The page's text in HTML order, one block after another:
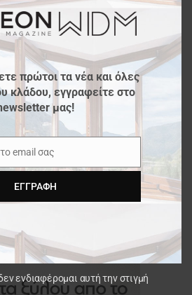
πρώτοι τα νέα και όλες
κλάδου, εγγραφείτε στο
μας!
email σας
ΕΓΓΡΑΦΉ
ενδιαφέρομαι αυτή την στιγμή